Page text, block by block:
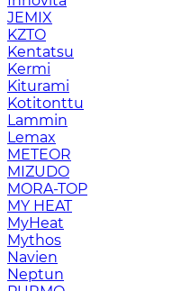
JEMIX
KZTO
Kentatsu
Kermi
Kiturami
Kotitonttu
Lammin
Lemax
METEOR
MIZUDO
MORA-TOP
MY HEAT
MyHeat
Mythos
Navien
Neptun